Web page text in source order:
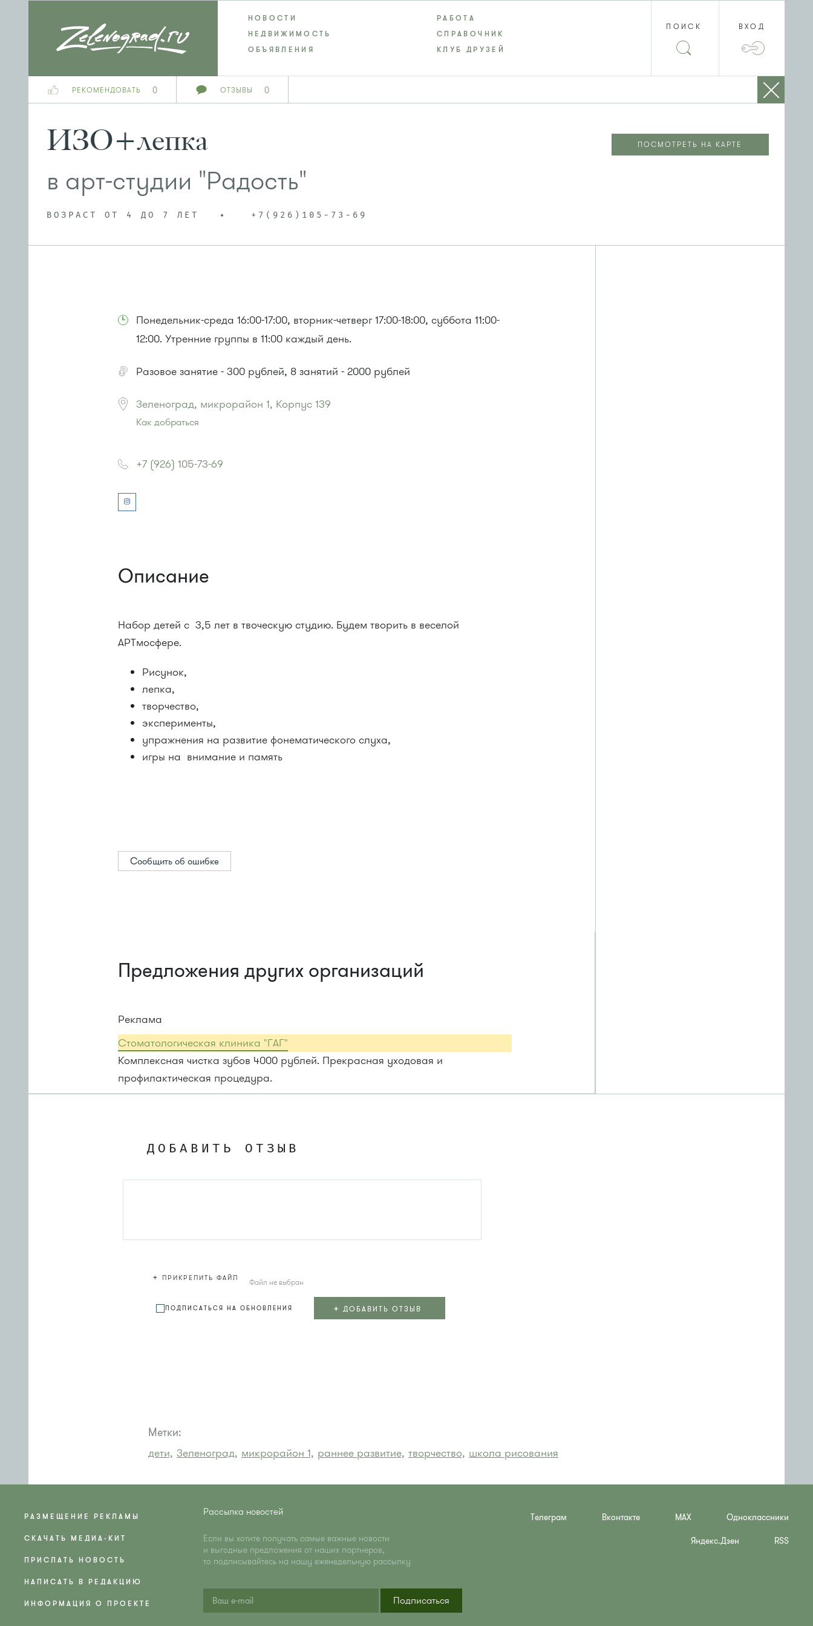
РЕКОМЕНДОВАТЬ 0 ОТЗЫВЫ 0
НОВОСТИ
РАБОТА
НЕДВИЖИМОСТЬ
СПРАВОЧНИК
ОБЪЯВЛЕНИЯ
КЛУБ ДРУЗЕЙ
ПОИСК ВХОД
ИЗО+лепка
в арт-студии "Радость"
ВОЗРАСТ ОТ 4 ДО 7 ЛЕТ +7(926)105-73-69
ПОСМОТРЕТЬ НА КАРТЕ
Понедельник-среда 16:00-17:00, вторник-четверг 17:00-18:00, суббота 11:00-
12:00. Утренние группы в 11:00 каждый день.
Разовое занятие - 300 рублей, 8 занятий - 2000 рублей
Зеленоград, микрорайон 1, Корпус 139
Как добраться
Автобусы № 1, 3, 6, 7, 9, 10, 11, 12, 31, 32, 400, 400э.
Маршрутка № 409м, 431м, 476м, 720м, 900, 903
+7 (926) 105-73-69
Описание
Набор детей с 3,5 лет в твоческую студию. Будем творить в веселой
АРТмосфере.
Рисунок,
лепка,
творчество,
эксперименты,
упражнения на развитие фонематического слуха,
игры на внимание и память
Сообщить об ошибке
Предложения других организаций
Реклама
Стоматологическая клиника "ГАГ"
Комплексная чистка зубов 4000 рублей. Прекрасная уходовая и
профилактическая процедура.
ДОБАВИТЬ ОТЗЫВ
+ ПРИКРЕПИТЬ ФАЙЛ Файл не выбран
ПОДПИСАТЬСЯ НА ОБНОВЛЕНИЯ + ДОБАВИТЬ ОТЗЫВ
Метки:
дети, Зеленоград, микрорайон 1, раннее развитие, творчество, школа рисования
РАЗМЕЩЕНИЕ РЕКЛАМЫ
СКАЧАТЬ МЕДИА-КИТ
ПРИСЛАТЬ НОВОСТЬ
НАПИСАТЬ В РЕДАКЦИЮ
ИНФОРМАЦИЯ О ПРОЕКТЕ
Рассылка новостей
Если вы хотите получать самые важные новости
и выгодные предложения от наших партнеров,
то подписывайтесь на нашу еженедельную рассылку
Подписаться
Телеграм Вконтакте MAX Одноклассники
Яндекс.Дзен RSS